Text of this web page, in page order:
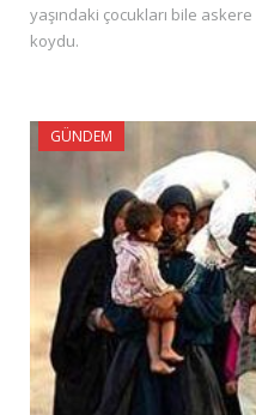
yaşındaki çocukları bile
koydu.
GÜNDEM